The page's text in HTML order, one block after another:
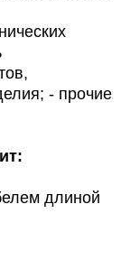
- прочие
длиной